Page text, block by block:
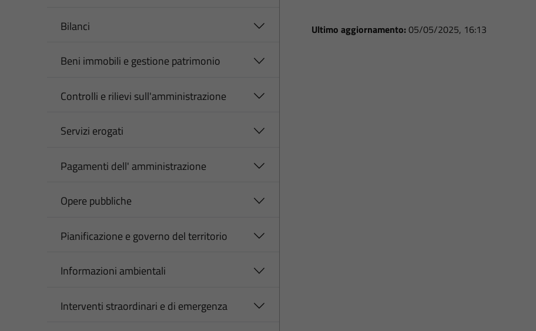
Bilanci
Beni immobili e gestione patrimonio
Controlli e rilievi sull'amministrazione
Servizi erogati
Pagamenti dell' amministrazione
Opere pubbliche
Pianificazione e governo del territorio
Informazioni ambientali
Interventi straordinari e di emergenza
Ultimo aggiornamento: 05/05/2025, 16:13